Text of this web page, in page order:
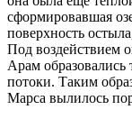
сформировавшая
поверхность
Под воздействием
Арам
потоки. Таким
Марса вылилось